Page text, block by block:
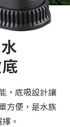
，底吸設計讓
方便，是水族
。